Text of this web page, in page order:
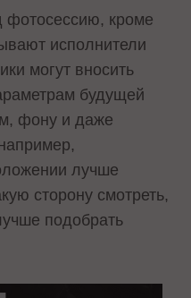
фотосессию, кроме
исполнители
могут вносить
будущей
фону и даже
лучше
сторону смотреть,
подобрать